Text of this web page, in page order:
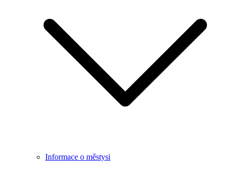
Informace o městysi